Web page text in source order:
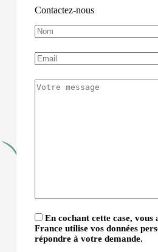
Contactez-nous
En cochant cette case, vous
France utilise vos données
répondre à votre demande.